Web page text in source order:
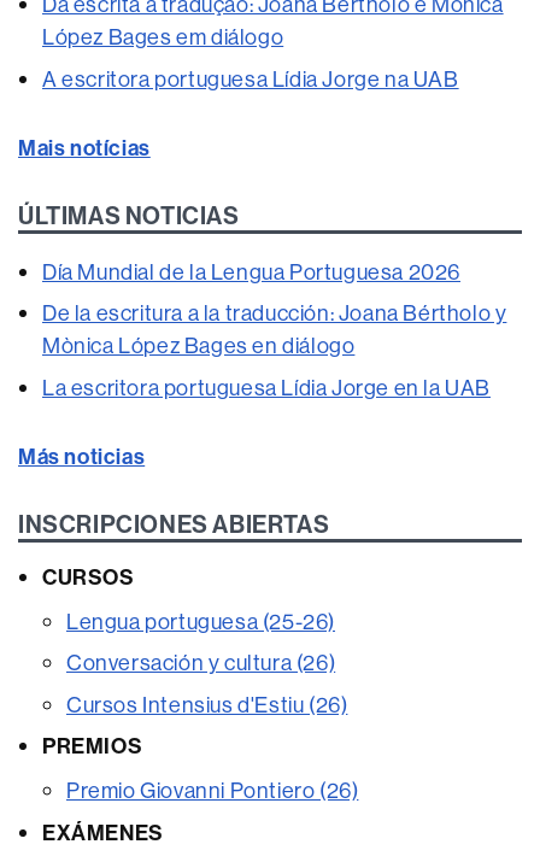
López Bages em diálogo
A escritora portuguesa Lídia Jorge na UAB
Mais notícias
ÚLTIMAS NOTICIAS
Día Mundial de la Lengua Portuguesa 2026
De la escritura a la traducción: Joana Bértholo y
Mònica López Bages en diálogo
La escritora portuguesa Lídia Jorge en la UAB
Más noticias
INSCRIPCIONES ABIERTAS
CURSOS
Lengua portuguesa (25-26)
Conversación y cultura (26)
Cursos Intensius d'Estiu (26)
PREMIOS
Premio Giovanni Pontiero (26)
EXÁMENES